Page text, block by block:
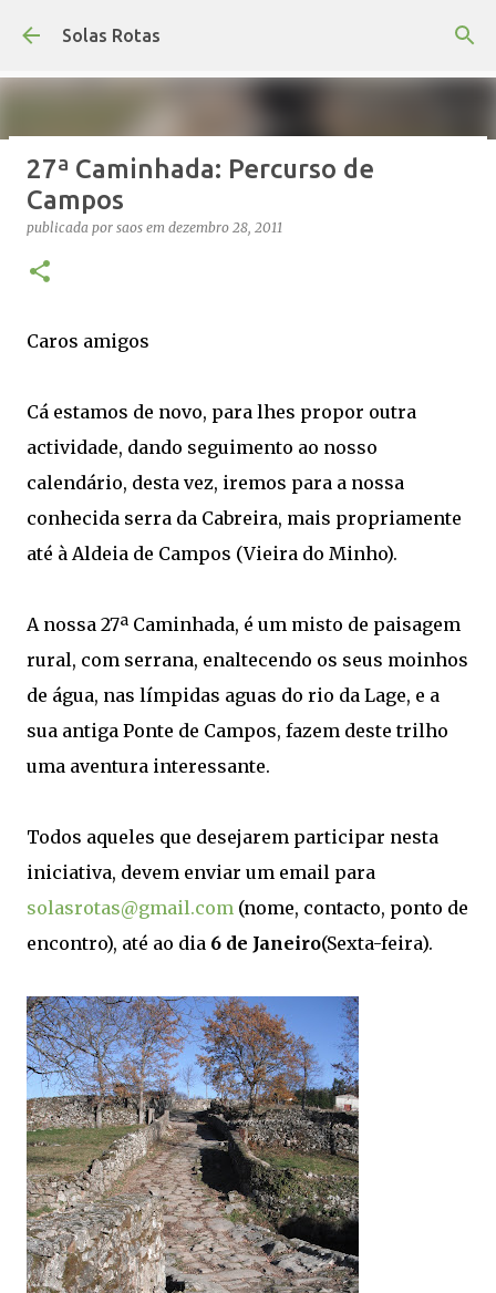
Avançar para o conteúdo principal
Solas Rotas
Os Solas Rotas estão de férias
publicada porsaos emjulho 03, 2026 FÉRIAS
27ª Caminhada: Percurso de
Campos
publicada por saos em dezembro 28, 2011
Caros amigos
Cá estamos de novo, para lhes propor outra
actividade, dando seguimento ao nosso
calendário, desta vez, iremos para a nossa
conhecida serra da Cabreira, mais propriamente
até à Aldeia de Campos (Vieira do Minho).
A nossa 27ª Caminhada, é um misto de paisagem
rural, com serrana, enaltecendo os seus moinhos
de água, nas límpidas aguas do rio da Lage, e a
sua antiga Ponte de Campos, fazem deste trilho
uma aventura interessante.
Todos aqueles que desejarem participar nesta
iniciativa, devem enviar um email para
solasrotas@gmail.com (nome, contacto, ponto de
encontro), até ao dia 6 de Janeiro(Sexta-feira).